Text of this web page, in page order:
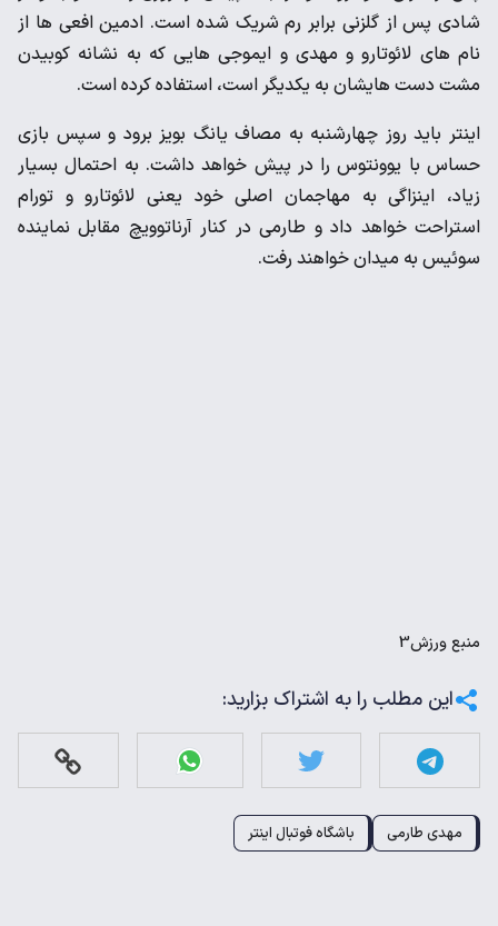
شادی پس از گلزنی برابر رم شریک شده است. ادمین افعی ها از
نام های لائوتارو و مهدی و ایموجی هایی که به نشانه کوبیدن
مشت دست هایشان به یکدیگر است، استفاده کرده است.
اینتر باید روز چهارشنبه به مصاف یانگ بویز برود و سپس بازی
حساس با یوونتوس را در پیش خواهد داشت. به احتمال بسیار
زیاد، اینزاگی به مهاجمان اصلی خود یعنی لائوتارو و تورام
استراحت خواهد داد و طارمی در کنار آرناتوویچ مقابل نماینده
سوئیس به میدان خواهند رفت.
منبعورزش3
این مطلب را به اشتراک بزارید:
مهدی طارمی باشگاه فوتبال اینتر